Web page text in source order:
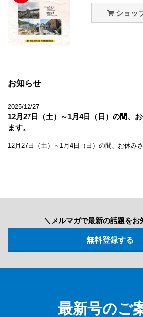
ショッ
お知らせ
2025/12/27
12月27日（土）～1月4日（日）の間、
ます。
12月27日（土）～1月4日（日）の間、お休み
＼メルマガで最新の話題をお
最新号のご